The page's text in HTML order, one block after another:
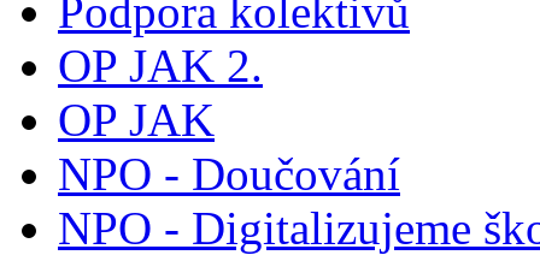
Podpora kolektivů
OP JAK 2.
OP JAK
NPO - Doučování
NPO - Digitalizujeme